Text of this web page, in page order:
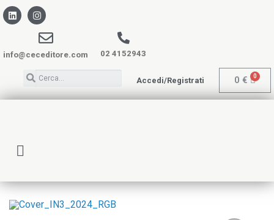
info@ceceditore.com 02 4152943
Accedi/Registrati 0 €